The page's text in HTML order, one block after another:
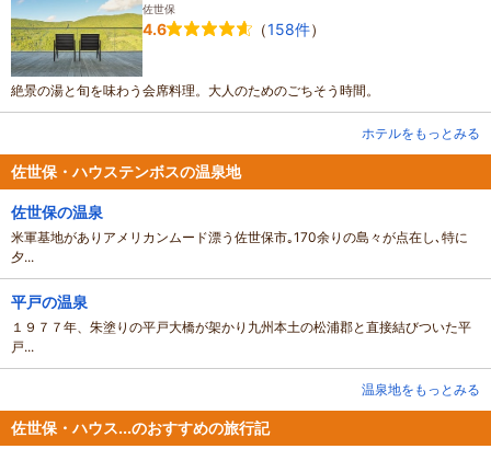
佐世保
4.6 （158件）
絶景の湯と旬を味わう会席料理。大人のためのごちそう時間。
ホテルをもっとみる
佐世保・ハウステンボスの温泉地
佐世保の温泉
米軍基地がありアメリカンムード漂う佐世保市｡170余りの島々が点在し､特に
夕...
平戸の温泉
１９７７年、朱塗りの平戸大橋が架かり九州本土の松浦郡と直接結びついた平
戸...
温泉地をもっとみる
佐世保・ハウス...のおすすめの旅行記